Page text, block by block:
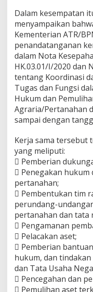
u
n
g
Dalam kesempatan
menyampaikan
Kementerian ATR/
penandatanganan
dalam Nota
HK.03.01/I/2020 dan
tentang Koordinasi
Tugas dan Fungsi
Hukum dan
Agraria/Pertanahan
sampai dengan
Kerja sama tersebut
yang meliputi:
 Pemberian
 Penegakan
pertanahan;
 Pembentukan tim
perundang-
pertanahan dan tata
 Pengamanan
 Pelacakan aset;
 Pemberian
hukum, dan
dan Tata Usaha
 Pencegahan dan
 Pemulihan aset